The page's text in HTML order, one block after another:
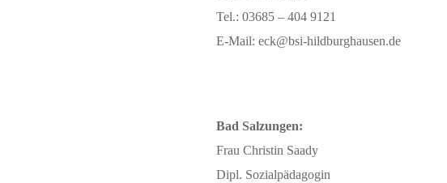
Tel.: 03685 – 404 9121
E-Mail: eck@bsi-hildburghausen.de
Bad Salzungen:
Frau Christin Saady
Dipl. Sozialpädagogin